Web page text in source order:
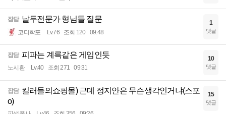
잡담 날두전문가 형님들 질문
코디학포 Lv.76 조회 120 09:48
1
댓글
잡담 피파는 계륵같은 게임인듯
노시환 Lv.40 조회 271 09:31
10
댓글
잡담 킬러들의쇼핑몰) 근데 정지안은 무슨생각인거냐(스포
o)
15
댓글